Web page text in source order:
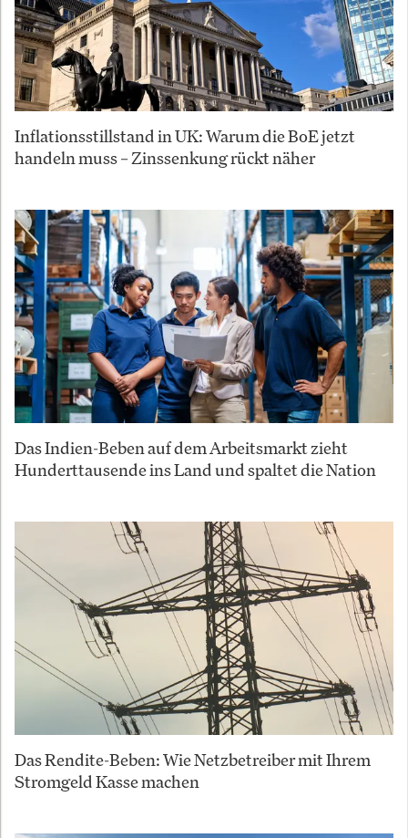
Inflationsstillstand in UK: Warum die BoE jetzt
handeln muss – Zinssenkung rückt näher
Das Indien-Beben auf dem Arbeitsmarkt zieht
Hunderttausende ins Land und spaltet die Nation
Das Rendite-Beben: Wie Netzbetreiber mit Ihrem
Stromgeld Kasse machen